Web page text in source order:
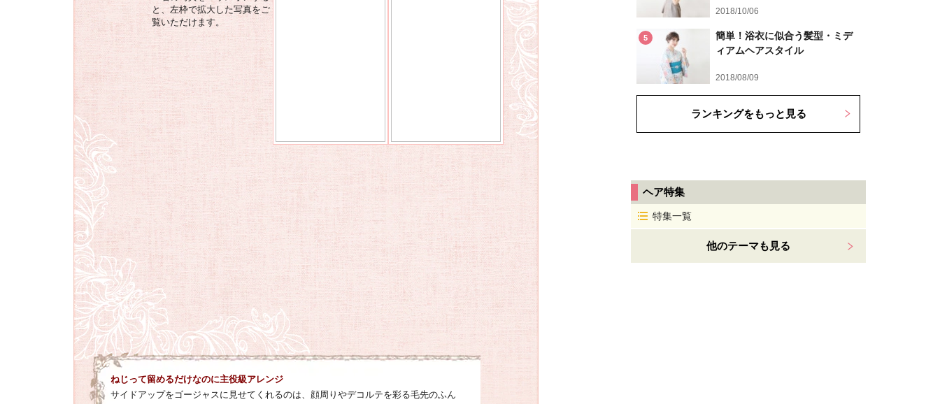
と、左枠で拡大した写真をご
覧いただけます。
ねじって留めるだけなのに主役級アレンジ
サイドアップをゴージャスに見せてくれるのは、顔周りやデコルテを彩る毛先のふん
2018/10/06
5
簡単！浴衣に似合う髪型・ミデ
ィアムヘアスタイル
2018/08/09
ランキングをもっと見る
ヘア特集
特集一覧
他のテーマも見る